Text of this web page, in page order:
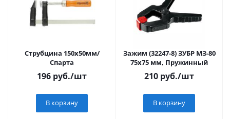
Струбцина 150х50мм/
Спарта
196 руб./шт
В корзину
Зажим (32247-8) ЗУБР МЗ-80
75х75 мм, Пружинный
210 руб./шт
В корзину